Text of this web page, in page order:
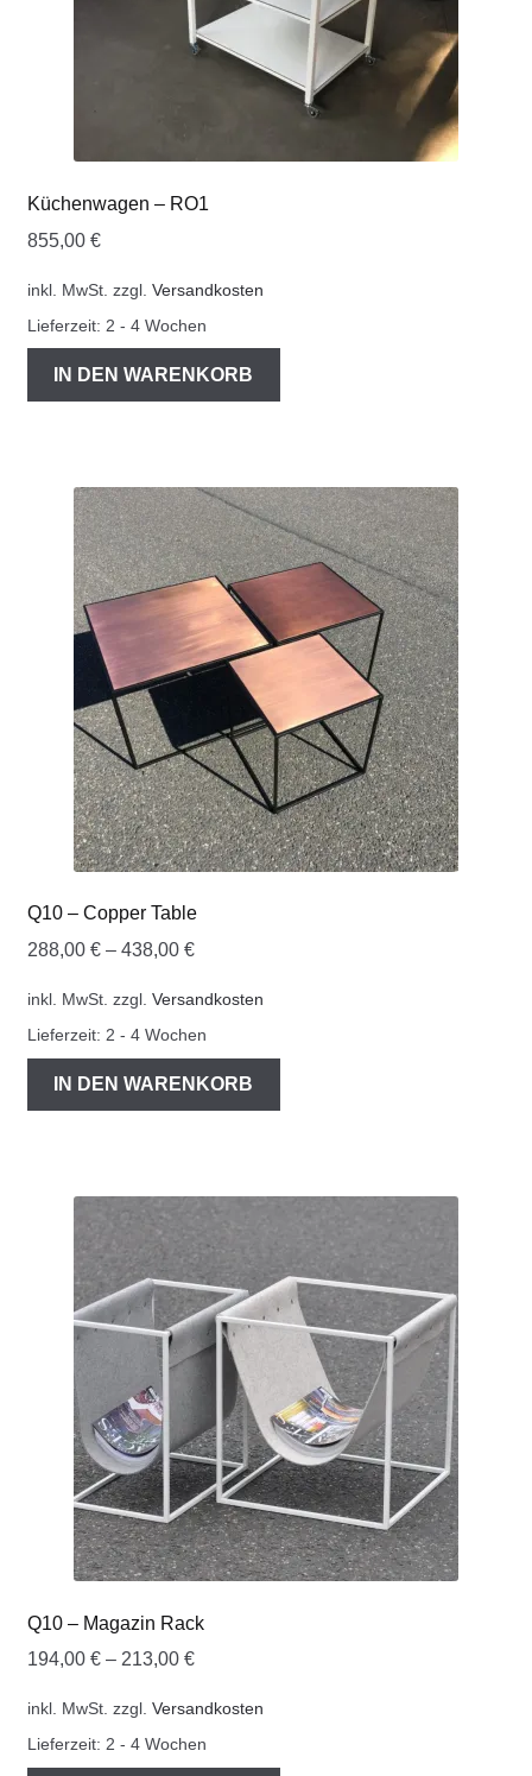
Küchenwagen – RO1
855,00 €
inkl. MwSt. zzgl. Versandkosten
Lieferzeit: 2 - 4 Wochen
IN DEN WARENKORB
Q10 – Copper Table
288,00 €– 438,00 €
inkl. MwSt. zzgl. Versandkosten
Lieferzeit: 2 - 4 Wochen
IN DEN WARENKORB
Q10 – Magazin Rack
194,00 €– 213,00 €
inkl. MwSt. zzgl. Versandkosten
Lieferzeit: 2 - 4 Wochen